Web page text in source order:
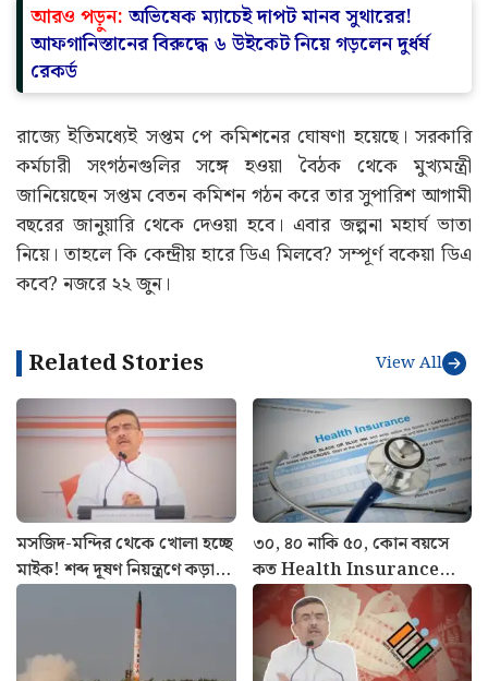
আরও পড়ুন: অভিষেক ম্যাচেই দাপট মানব সুথারের!
আফগানিস্তানের বিরুদ্ধে ৬ উইকেট নিয়ে গড়লেন দুর্ধর্ষ
রেকর্ড
রাজ্যে ইতিমধ্যেই সপ্তম পে কমিশনের ঘোষণা হয়েছে। সরকারি
কর্মচারী সংগঠনগুলির সঙ্গে হওয়া বৈঠক থেকে মুখ্যমন্ত্রী
জানিয়েছেন সপ্তম বেতন কমিশন গঠন করে তার সুপারিশ আগামী
বছরের জানুয়ারি থেকে দেওয়া হবে। এবার জল্পনা মহার্ঘ ভাতা
নিয়ে। তাহলে কি কেন্দ্রীয় হারে ডিএ মিলবে? সম্পূর্ণ বকেয়া ডিএ
কবে? নজরে ২২ জুন।
Related Stories View All
মসজিদ-মন্দির থেকে খোলা হচ্ছে
মাইক! শব্দ দূষণ নিয়ন্ত্রণে কড়া
ব্যবস্থা রাজ্য সরকারের
৩০, ৪০ নাকি ৫০, কোন বয়সে
কত Health Insurance
কভারেজ দরকার? জানালেন
বিশেষজ্ঞরা